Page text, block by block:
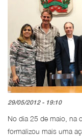
29/05/2012 - 19:10
No dia 25 de maio, na
formalizou mais uma